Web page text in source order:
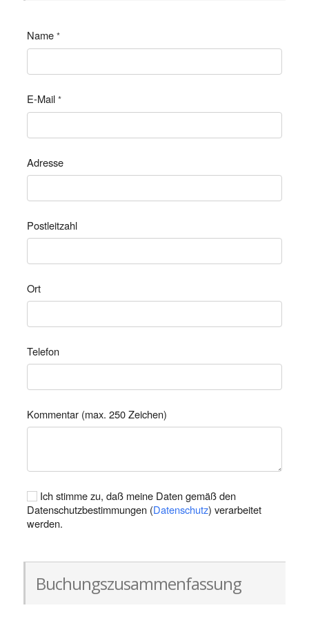
Name *
E-Mail *
Adresse
Postleitzahl
Ort
Telefon
Kommentar (max. 250 Zeichen)
Ich stimme zu, daß meine Daten gemäß den
Datenschutzbestimmungen (Datenschutz) verarbeitet
werden.
Buchungszusammenfassung